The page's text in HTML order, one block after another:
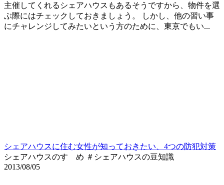
主催してくれるシェアハウスもあるそうですから、物件を選
ぶ際にはチェックしておきましょう。 しかし、他の習い事
にチャレンジしてみたいという方のために、東京でもい...
シェアハウスに住む女性が知っておきたい、4つの防犯対策
シェアハウスのすゝめ ＃シェアハウスの豆知識
2013/08/05